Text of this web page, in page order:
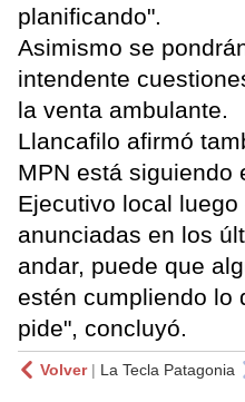
planificando".
Asimismo se
intendente
la venta ambulante.
Llancafilo afirmó
MPN está siguiendo
Ejecutivo local
anunciadas en los
andar, puede que
estén cumpliendo lo
pide", concluyó.
Volver| La Tecla Patagonia